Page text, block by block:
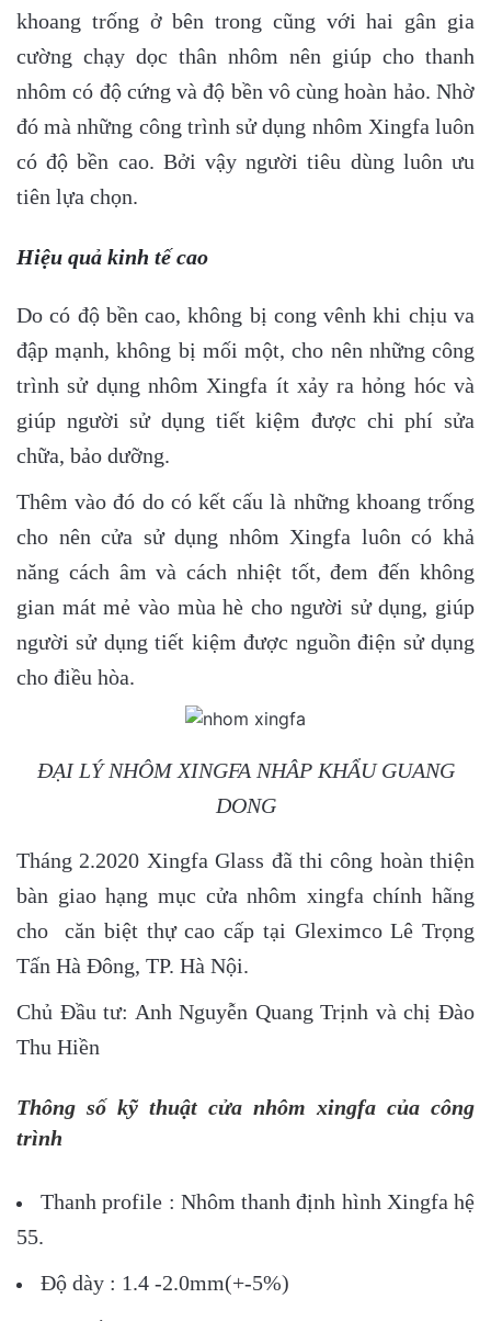
khoang trống ở bên trong cũng với hai gân gia
cường chạy dọc thân nhôm nên giúp cho thanh
nhôm có độ cứng và độ bền vô cùng hoàn hảo. Nhờ
đó mà những công trình sử dụng nhôm Xingfa luôn
có độ bền cao. Bởi vậy người tiêu dùng luôn ưu
tiên lựa chọn.
Hiệu quả kinh tế cao
Do có độ bền cao, không bị cong vênh khi chịu va
đập mạnh, không bị mối một, cho nên những công
trình sử dụng nhôm Xingfa ít xảy ra hỏng hóc và
giúp người sử dụng tiết kiệm được chi phí sửa
chữa, bảo dưỡng.
Thêm vào đó do có kết cấu là những khoang trống
cho nên cửa sử dụng nhôm Xingfa luôn có khả
năng cách âm và cách nhiệt tốt, đem đến không
gian mát mẻ vào mùa hè cho người sử dụng, giúp
người sử dụng tiết kiệm được nguồn điện sử dụng
cho điều hòa.
ĐẠI LÝ NHÔM XINGFA NHÂP KHẨU GUANG
DONG
Tháng 2.2020 Xingfa Glass đã thi công hoàn thiện
bàn giao hạng mục cửa nhôm xingfa chính hãng
cho căn biệt thự cao cấp tại Gleximco Lê Trọng
Tấn Hà Đông, TP. Hà Nội.
Chủ Đầu tư: Anh Nguyễn Quang Trịnh và chị Đào
Thu Hiền
Thông số kỹ thuật cửa nhôm xingfa của công
trình
Thanh profile : Nhôm thanh định hình Xingfa hệ
55.
Độ dày : 1.4 -2.0mm(+-5%)